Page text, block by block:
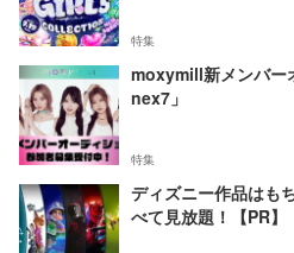
特集
moxymill新メンバー
nex7」
特集
ディズニー作品はも
べて見放題！【PR】